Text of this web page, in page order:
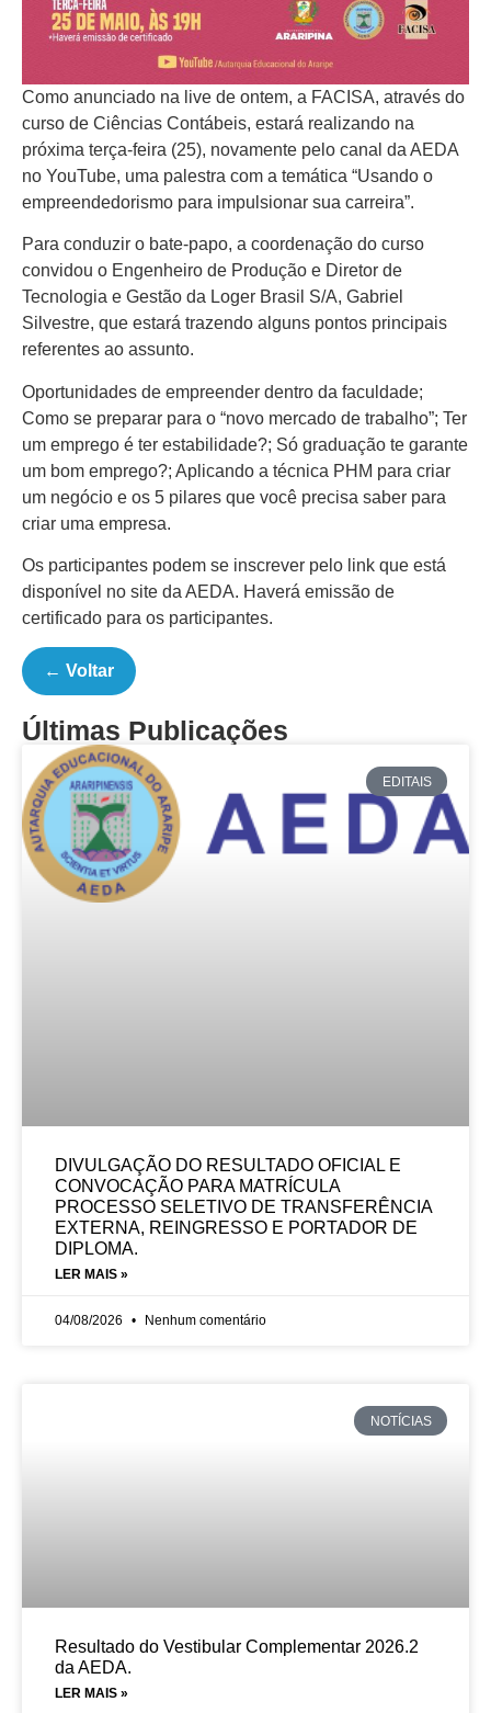
Como anunciado na live de ontem, a FACISA, através do
curso de Ciências Contábeis, estará realizando na
próxima terça-feira (25), novamente pelo canal da AEDA
no YouTube, uma palestra com a temática “Usando o
empreendedorismo para impulsionar sua carreira”.
Para conduzir o bate-papo, a coordenação do curso
convidou o Engenheiro de Produção e Diretor de
Tecnologia e Gestão da Loger Brasil S/A, Gabriel
Silvestre, que estará trazendo alguns pontos principais
referentes ao assunto.
Oportunidades de empreender dentro da faculdade;
Como se preparar para o “novo mercado de trabalho”; Ter
um emprego é ter estabilidade?; Só graduação te garante
um bom emprego?; Aplicando a técnica PHM para criar
um negócio e os 5 pilares que você precisa saber para
criar uma empresa.
Os participantes podem se inscrever pelo link que está
disponível no site da AEDA. Haverá emissão de
certificado para os participantes.
← Voltar
Últimas Publicações
EDITAIS
DIVULGAÇÃO DO RESULTADO OFICIAL E
CONVOCAÇÃO PARA MATRÍCULA
PROCESSO SELETIVO DE TRANSFERÊNCIA
EXTERNA, REINGRESSO E PORTADOR DE
DIPLOMA.
LER MAIS »
04/08/2026 Nenhum comentário
NOTÍCIAS
Resultado do Vestibular Complementar 2026.2
da AEDA.
LER MAIS »